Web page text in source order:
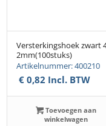
Versterkingshoek zwart
2mm(100stuks)
Artikelnummer: 400210
€ 0,82 Incl. BTW
Toevoegen aan
winkelwagen